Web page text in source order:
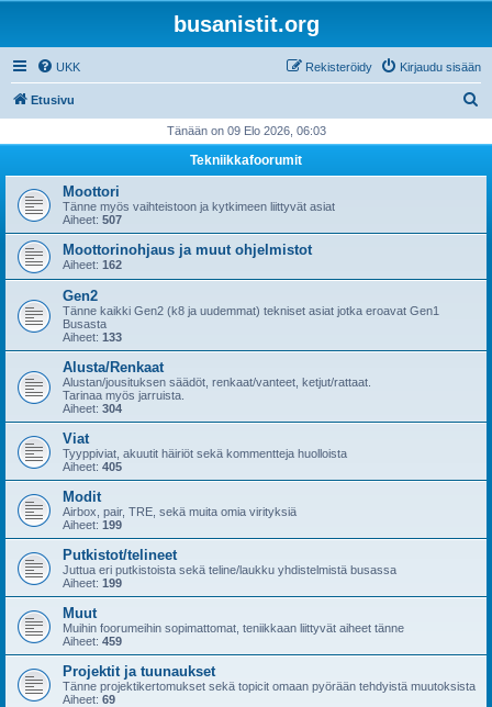
busanistit.org
UKK Kirjaudu sisään
Rekisteröidy
Etusivu
i
Tänään on 09 Elo 2026, 06:03
Tekniikkafoorumit
Moottori
Tänne myös vaihteistoon ja kytkimeen liittyvät asiat
Aiheet: 507
Moottorinohjaus ja muut ohjelmistot
Aiheet: 162
Gen2
Tänne kaikki Gen2 (k8 ja uudemmat) tekniset asiat jotka eroavat Gen1
Busasta
Aiheet: 133
Alusta/Renkaat
Alustan/jousituksen säädöt, renkaat/vanteet, ketjut/rattaat.
Tarinaa myös jarruista.
Aiheet: 304
Viat
Tyyppiviat, akuutit häiriöt sekä kommentteja huolloista
Aiheet: 405
Modit
Airbox, pair, TRE, sekä muita omia virityksiä
Aiheet: 199
Putkistot/telineet
Juttua eri putkistoista sekä teline/laukku yhdistelmistä busassa
Aiheet: 199
Muut
Muihin foorumeihin sopimattomat, teniikkaan liittyvät aiheet tänne
Aiheet: 459
Projektit ja tuunaukset
Tänne projektikertomukset sekä topicit omaan pyörään tehdyistä muutoksista
Aiheet: 69